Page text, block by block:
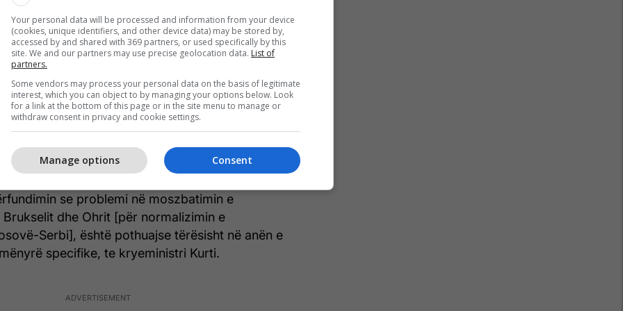
disponimin e Qeverisë së Kosovës dhe, në
të kryeministrit Albin Kurti. Ato janë kryesisht
si mospjesëmarrje në takime të nivelit të lartë
vërtet peshë, do të ishin sanksionet financiare, të
janë pjesë e tyre. Ato do të kishin efekt real në
duhet të merren seriozisht.
se është e rëndësishme të shikohet edhe
politik. BE-ja dhe Shtetet e Bashkuara, qartazi,
se problemi në moszbatimin e
dhe Ohrit [për normalizimin e
Serbi], është pothuajse tërësisht në anën e
specifike, te kryeministri Kurti.
Your personal data will be processed and information from your device
(cookies, unique identifiers, and other device data) may be stored by,
accessed by and shared with 369 partners, or used specifically by this
site. We and our partners may use precise geolocation data. List of
partners.
Some vendors may process your personal data on the basis of legitimate
interest, which you can object to by managing your options below. Look
for a link at the bottom of this page or in the site menu to manage or
withdraw consent in privacy and cookie settings.
Consent
Manage options